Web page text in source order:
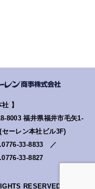
社 】
8003 福井県福井市毛矢1-
セーレン本社ビル3F)
33-8833 ／
33-8827
RESERVED.